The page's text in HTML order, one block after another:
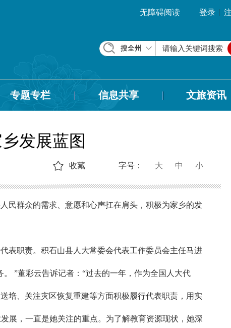
无障碍阅读 登录 |
搜全州
专题专栏 信息共享 文旅资讯
发展蓝图
字号： 大 中 小
收藏
民群众的需求、意愿和心声扛在肩头，积极为家乡的发
表职责。积石山县人大常委会代表工作委员会主任马进
”董彩云告诉记者：“过去的一年，作为全国人大代
培、关注灾区恢复重建等方面积极履行代表职责，用实
展，一直是她关注的重点。为了解教育资源现状，她深